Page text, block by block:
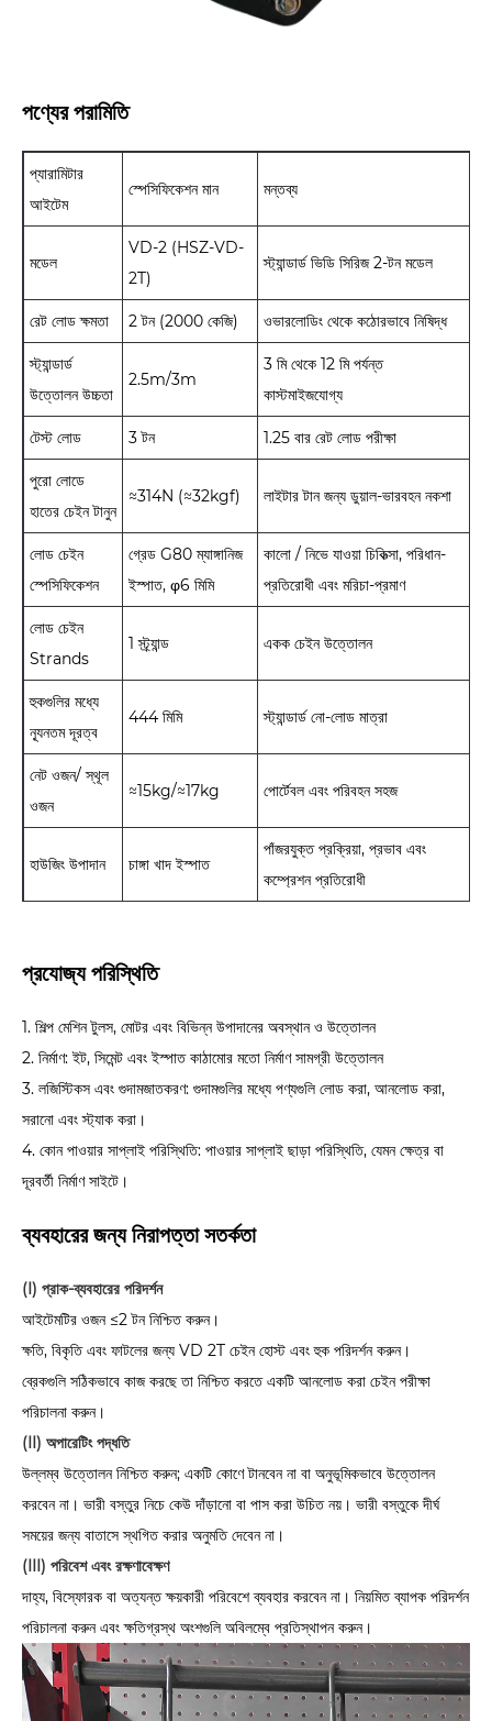
পণ্যের পরামিতি
প্যারামিটার
আইটেম
স্পেসিফিকেশন মান মন্তব্য
মডেল
VD-2 (HSZ-VD-
2T)
স্ট্যান্ডার্ড ভিডি সিরিজ 2-টন মডেল
রেট লোড ক্ষমতা 2 টন (2000 কেজি) ওভারলোডিং থেকে কঠোরভাবে নিষিদ্ধ
স্ট্যান্ডার্ড
উত্তোলন উচ্চতা
2.5m/3m
3 মি থেকে 12 মি পর্যন্ত
কাস্টমাইজযোগ্য
টেস্ট লোড 3 টন 1.25 বার রেট লোড পরীক্ষা
পুরো লোডে
হাতের চেইন টানুন
≈314N (≈32kgf) লাইটার টান জন্য ডুয়াল-ভারবহন নকশা
লোড চেইন
স্পেসিফিকেশন
গ্রেড G80 ম্যাঙ্গানিজ
ইস্পাত, φ6 মিমি
কালো / নিভে যাওয়া চিকিত্সা, পরিধান-
প্রতিরোধী এবং মরিচা-প্রমাণ
লোড চেইন
Strands
1 স্ট্র্যান্ড একক চেইন উত্তোলন
হুকগুলির মধ্যে
ন্যূনতম দূরত্ব
444 মিমি স্ট্যান্ডার্ড নো-লোড মাত্রা
নেট ওজন/ স্থূল
ওজন
≈15kg/≈17kg পোর্টেবল এবং পরিবহন সহজ
হাউজিং উপাদান চাঙ্গা খাদ ইস্পাত
পাঁজরযুক্ত প্রক্রিয়া, প্রভাব এবং
কম্প্রেশন প্রতিরোধী
প্রযোজ্য পরিস্থিতি
1. শিল্প মেশিন টুলস, মোটর এবং বিভিন্ন উপাদানের অবস্থান ও উত্তোলন
2. নির্মাণ: ইট, সিমেন্ট এবং ইস্পাত কাঠামোর মতো নির্মাণ সামগ্রী উত্তোলন
3. লজিস্টিকস এবং গুদামজাতকরণ: গুদামগুলির মধ্যে পণ্যগুলি লোড করা, আনলোড করা,
সরানো এবং স্ট্যাক করা।
4. কোন পাওয়ার সাপ্লাই পরিস্থিতি: পাওয়ার সাপ্লাই ছাড়া পরিস্থিতি, যেমন ক্ষেত্র বা
দূরবর্তী নির্মাণ সাইটে।
ব্যবহারের জন্য নিরাপত্তা সতর্কতা
(I) প্রাক-ব্যবহারের পরিদর্শন
আইটেমটির ওজন ≤2 টন নিশ্চিত করুন।
ক্ষতি, বিকৃতি এবং ফাটলের জন্য VD 2T চেইন হোস্ট এবং হুক পরিদর্শন করুন।
ব্রেকগুলি সঠিকভাবে কাজ করছে তা নিশ্চিত করতে একটি আনলোড করা চেইন পরীক্ষা
পরিচালনা করুন।
(II) অপারেটিং পদ্ধতি
উল্লম্ব উত্তোলন নিশ্চিত করুন; একটি কোণে টানবেন না বা অনুভূমিকভাবে উত্তোলন
করবেন না। ভারী বস্তুর নিচে কেউ দাঁড়ানো বা পাস করা উচিত নয়। ভারী বস্তুকে দীর্ঘ
সময়ের জন্য বাতাসে স্থগিত করার অনুমতি দেবেন না।
(III) পরিবেশ এবং রক্ষণাবেক্ষণ
দাহ্য, বিস্ফোরক বা অত্যন্ত ক্ষয়কারী পরিবেশে ব্যবহার করবেন না। নিয়মিত ব্যাপক পরিদর্শন
পরিচালনা করুন এবং ক্ষতিগ্রস্থ অংশগুলি অবিলম্বে প্রতিস্থাপন করুন।